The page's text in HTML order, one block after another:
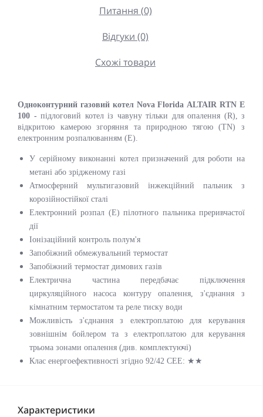
Питання (0)
Відгуки (0)
Схожі товари
Одноконтурний газовий котел Nova Florida ALTAIR RTN E
100 - підлоговий котел із чавуну тільки для опалення (R), з
відкритою камерою згоряння та природною тягою (TN) з
електронним розпалюванням (E).
У серійному виконанні котел призначений для роботи на
метані або зрідженому газі
Атмосферний мультигазовий інжекційний
пальник з
корозійностійкої сталі
Електронний розпал (Е) пілотного пальника преривчастої
дії
Іонізаційний контроль полум'я
Запобіжний обмежувальний термостат
Запобіжний термостат димових газів
Електрична частина передбачає підключення
циркуляційного насоса контуру опалення, з'єднання з
кімнатним термостатом та реле тиску води
Можливість з'єднання з електроплатою для керування
зовнішнім бойлером та з електроплатою для керування
трьома зонами опалення (див. комплектуючі)
Клас енергоефективності згідно 92/42 СEE: ★★
Характеристики